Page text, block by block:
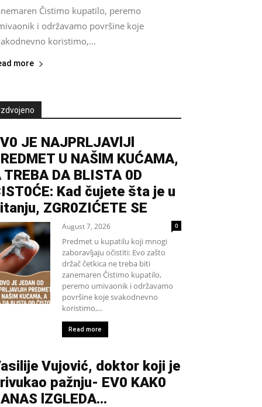
Čistimo kupatilo, peremo
i održavamo površine koje
koristimo,...
more
JE NAJPRLJAVlJl
U NAŠlM KUĆAMA,
TREBA DA BLISTA 0D
Kad čujete šta je u
ZGR0ZIĆETE SE
August 7, 2026 0
Predmet u kupatilu koji mnogi
zaboravljaju očistiti: Evo zašto
držač četkica ne treba biti
zanemaren Čistimo kupatilo,
peremo umivaonik i održavamo
površine koje svakodnevno
koristimo,...
Read more
Vujović, doktor koji je
pažnju- EV0 KAK0
lZGLEDA…